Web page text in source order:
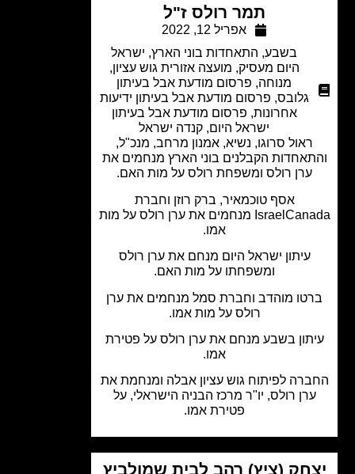
תמר רולס ז"ל
אפריל 12, 2022
התאחדות בוני הארץ,ישראל
היום מעסיק, מועצה אזורית גוש עציון,
מנוחה
פרסום מודעת אבל בעיתון
גלובס
פרסום מודעת אבל בעיתון ידיעות
אחרונות,פרסום מודעת אבל בעיתון
ישראל היום,קנדה ישראל
ראול סרוגו, נשיא, אמנון מרחב, מנכ"ל,
הקבלנים בוני הארץ מנחמים את
ערן רולס ומשפחת רולס על מות האם.
אסף טוכמאיר, ברק רוזן וחברת
IsraelCanada מנחמים את ערן רולס על מות
עיתון ישראל היום מנחם את ערן רולס
ומשפחתו על מות האם.
מוהדב וחברת סמל מנחמים את ערן
רולס על מות אמו.
בשבע מנחם את ערן רולס על פטירת
לפיתוח גוש עציון אבלה ומנחמת את
רולס, יו"ר מרכז הבניה הישראלי, על
פטירת אמו.
(ציץ) רהב לבית שמולביץ